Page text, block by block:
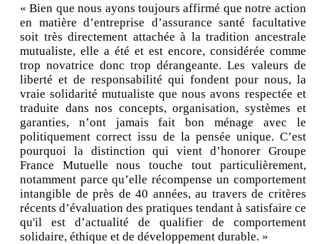
« Bien que nous ayons toujours affirmé que notre action
en matière d’entreprise d’assurance santé facultative
soit très directement attachée à la tradition ancestrale
mutualiste, elle a été et est encore, considérée comme
trop novatrice donc trop dérangeante. Les valeurs de
liberté et de responsabilité qui fondent pour nous, la
vraie solidarité mutualiste que nous avons respectée et
traduite dans nos concepts, organisation, systèmes et
garanties, n’ont jamais fait bon ménage avec le
politiquement correct issu de la pensée unique. C’est
pourquoi la distinction qui vient d’honorer Groupe
France Mutuelle nous touche tout particulièrement,
notamment parce qu’elle récompense un comportement
intangible de près de 40 années, au travers de critères
récents d’évaluation des pratiques tendant à satisfaire ce
qu'il est d’actualité de qualifier de comportement
solidaire, éthique et de développement durable. »